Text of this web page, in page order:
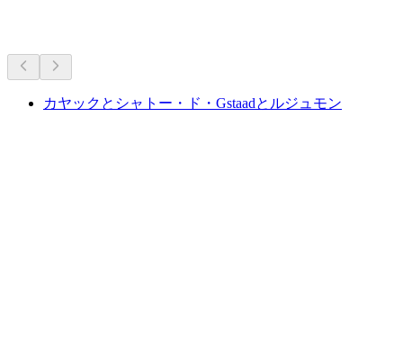
カヤックとシャトー・ド・Gstaadとルジュモン